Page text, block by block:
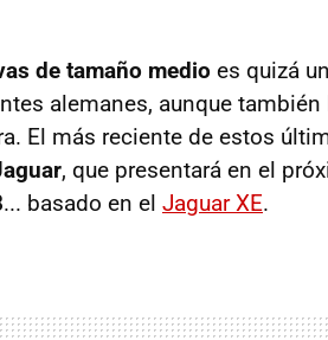
de tamaño medio es quizá
alemanes, aunque también
El más reciente de estos
, que presentará en el
... basado en el Jaguar XE.